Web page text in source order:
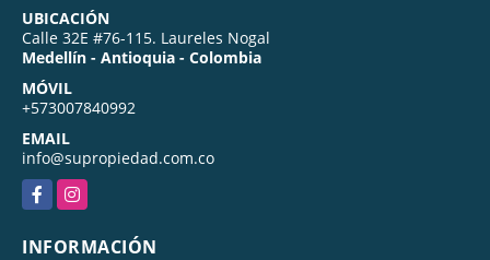
UBICACIÓN
Calle 32E #76-115. Laureles Nogal
Medellín - Antioquia - Colombia
MÓVIL
+573007840992
EMAIL
info@supropiedad.com.co
FacebookInstagram
INFORMACIÓN